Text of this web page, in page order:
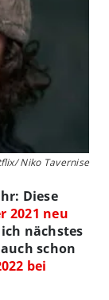
Niko Tavernise
Diese
2021 neu
nächstes
schon
bei